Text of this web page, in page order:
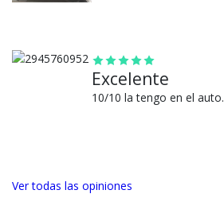
Excelente
10/10 la tengo en el auto.
Ver todas las opiniones
Seguro de cobertura
envíos.
Garantía oficial y